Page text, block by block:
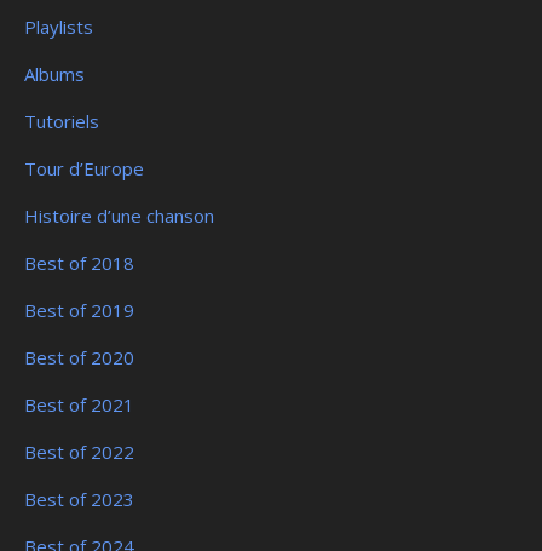
Playlists
Albums
Tutoriels
Tour d’Europe
Histoire d’une chanson
Best of 2018
Best of 2019
Best of 2020
Best of 2021
Best of 2022
Best of 2023